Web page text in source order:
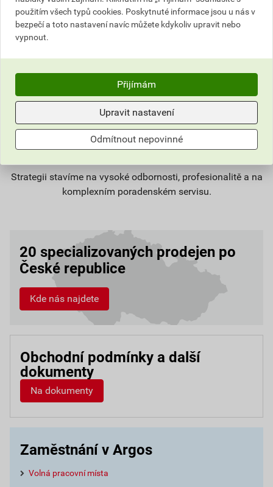
JIŽ28LET ZKUŠENOSTÍ
Strategii stavíme na vysoké odbornosti, profesionalitě a na
komplexním poradenském servisu.
20 specializovaných prodejen po
České republice
Kde nás najdete
Obchodní podmínky a další
dokumenty
Na dokumenty
Zaměstnání v Argos
Volná pracovní místa
použitím všech typů cookies. Poskytnuté informace jsou u nás v
bezpečí a toto nastavení navíc můžete kdykoliv upravit nebo
vypnout.
Přijímám
Upravit nastavení
Odmítnout nepovinné